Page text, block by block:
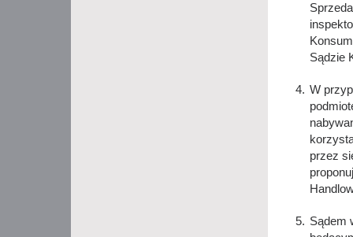
Sądzie
W
przez
Sądem